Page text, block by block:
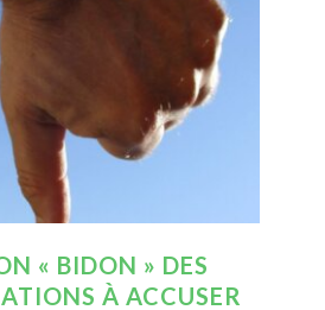
« BIDON » DES
À ACCUSER